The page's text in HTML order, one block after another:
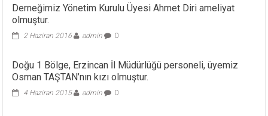
Derneğimiz Yönetim Kurulu Üyesi Ahmet Diri ameliyat
olmuştur.
2 Haziran 2016 admin 0
Doğu 1 Bölge, Erzincan İl Müdürlüğü personeli, üyemiz
Osman TAŞTAN’nın kızı olmuştur.
4 Haziran 2015 admin 0